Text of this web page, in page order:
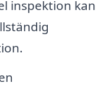
inspektion kan